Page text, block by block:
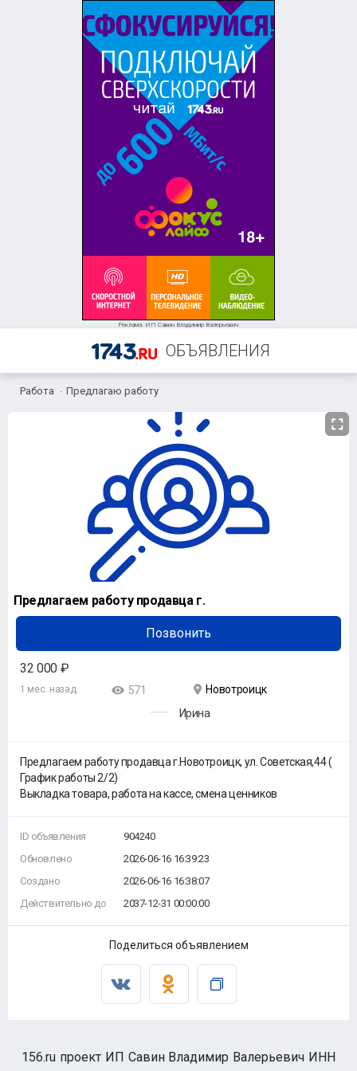
Реклама. ИП Савин Владимир Валерьевич
ОБЪЯВЛЕНИЯ
+7 (919) 844-41-95
Работа Предлагаю работу
Предлагаем работу продавца г.
Позвонить
32 000 ₽
1 мес. назад 571
Новотроицк
Ирина
Предлагаем работу продавца г.Новотроицк, ул. Советская,44 (
График работы 2/2)
Выкладка товара, работа на кассе, смена ценников
ID объявления
Обновлено
Создано
Действительно до
904240
2026-06-16 16:39:23
2026-06-16 16:38:07
2037-12-31 00:00:00
Поделиться объявлением
156.ru проект ИП Савин Владимир Валерьевич ИНН